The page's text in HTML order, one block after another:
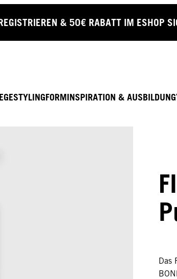
& 50€ RABATT IM ESHOP
STYLINGFORMINSPIRATION & AUSBILDUNG
Das